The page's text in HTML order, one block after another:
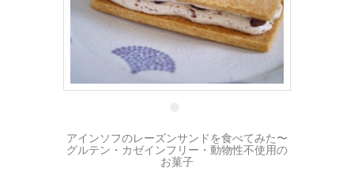
アインソフのレーズンサンドを食べてみた〜
グルテン・カゼインフリー・動物性不使用の
お菓子